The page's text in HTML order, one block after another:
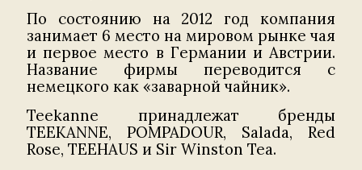
По состоянию на 2012 год компания
занимает 6 место на мировом рынке чая
и первое место в Германии и Австрии.
Название фирмы переводится с
немецкого как «заварной чайник».
Teekanne принадлежат бренды
TEEKANNE, POMPADOUR, Salada, Red
Rose, TEEHAUS и Sir Winston Tea.